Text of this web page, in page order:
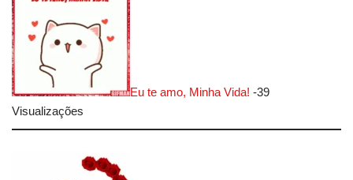
Eu te amo, Minha Vida! -39
Visualizações